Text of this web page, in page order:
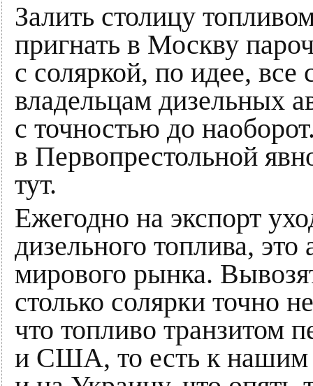
Залить столицу
пригнать в Москву
с соляркой, по идее,
владельцам дизельных
с точностью до
в Первопрестольной
тут.
Ежегодно на экспорт
дизельного топлива,
мирового рынка.
столько солярки точно
что топливо транзитом
и США, то есть к нашим